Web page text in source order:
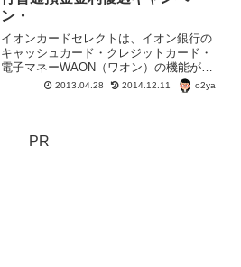
ン・
イオンカードセレクトは、イオン銀行の
キャッシュカード・クレジットカード・
電子マネーWAON（ワオン）の機能がつ
いたカード。 この、イオンカードセレ
クトを持っていると、イオン銀行の普通
2013.04.28 2014.12.11 o2ya
PR